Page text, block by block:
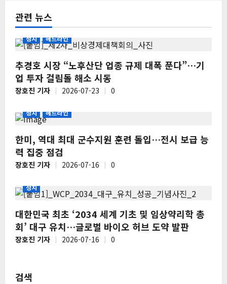
관련 뉴스
정치 헤드라인
추경호 시장 “노후산단 업종 규제 대폭 푼다”…기
업 투자 걸림돌 해소 시동
장호진 기자 2026-07-23 0
정치 헤드라인
한미, 역대 최대 군수지원 훈련 돌입…전시 보급 능
력 집중 점검
장호진 기자 2026-07-16 0
정치
대한민국 최초 ‘2034 세계 기초 및 임상약리학 총
회’ 대구 유치…글로벌 바이오 허브 도약 발판
장호진 기자 2026-07-16 0
검색